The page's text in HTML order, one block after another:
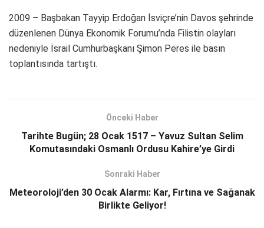
2009 – Başbakan Tayyip Erdoğan İsviçre’nin Davos şehrinde
düzenlenen Dünya Ekonomik Forumu’nda Filistin olayları
nedeniyle İsrail Cumhurbaşkanı Şimon Peres ile basın
toplantısında tartıştı.
Önceki Haber
Tarihte Bugün; 28 Ocak 1517 – Yavuz Sultan Selim
Komutasındaki Osmanlı Ordusu Kahire’ye Girdi
Sonraki Haber
Meteoroloji’den 30 Ocak Alarmı: Kar, Fırtına ve Sağanak
Birlikte Geliyor!